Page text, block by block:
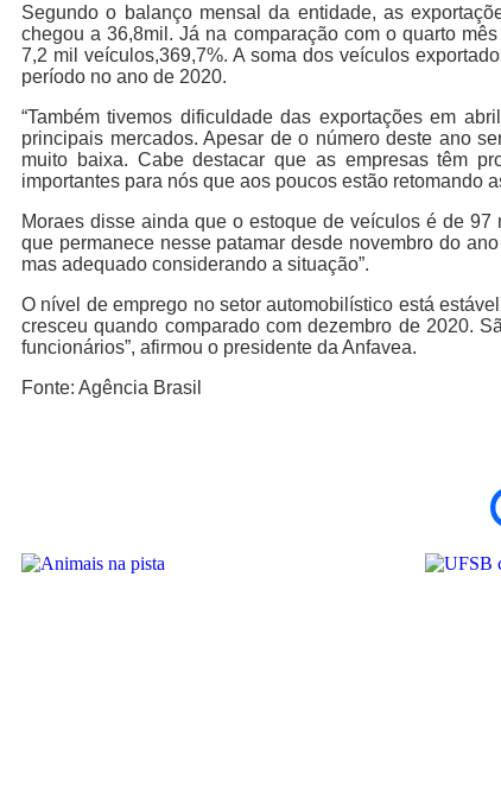
Segundo o balanço mensal da entidade, as
chegou a 36,8mil. Já na comparação com o quarto
7,2 mil veículos,369,7%. A soma dos veículos
período no ano de 2020.
“Também tivemos dificuldade das exportações em
principais mercados. Apesar de o número deste ano
muito baixa. Cabe destacar que as empresas têm
importantes para nós que aos poucos estão retomando
Moraes disse ainda que o estoque de veículos é de
que permanece nesse patamar desde novembro do
mas adequado considerando a situação”.
O nível de emprego no setor automobilístico está
cresceu quando comparado com dezembro de 2020.
funcionários”, afirmou o presidente da Anfavea.
Fonte: Agência Brasil